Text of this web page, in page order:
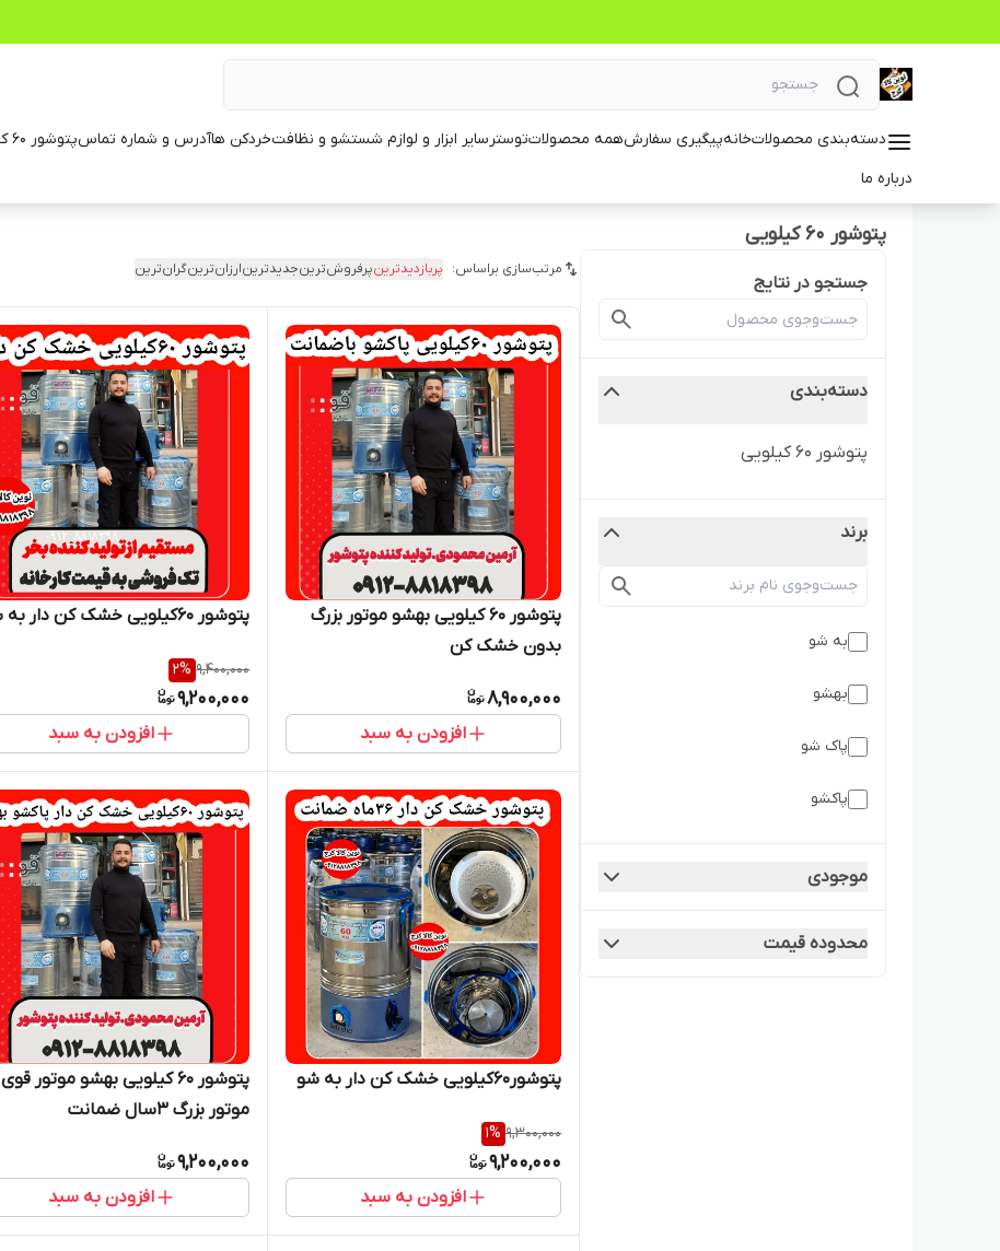
دسته‌بندی محصولاتخانهپیگیری سفارشهمه محصولاتتوسترسایر ابزار و لوازم شستشو و نظافتخردکن هاآدرس و شماره تماسپتوشور ۶۰ کیلویی
درباره ما
پتوشور ۶۰ کیلویی
جستجو در نتایج
دسته‌بندی
پتوشور ۶۰ کیلویی
برند
به شو
بهشو
پاک شو
پاکشو
پتوشور ۶۰ کیلویی پاکشو
موجودی
محدوده قیمت
مرتب‌سازی براساس: پربازدیدترینپرفروش‌ترینجدیدترینارزان‌ترینگران‌ترین
پتوشور ۶۰ کیلویی بهشو موتور بزرگ
بدون خشک کن
8,900,000
افزودن به سبد
پتوشور ۶۰کیلویی خشک کن دار به شو
9,400,000
2%
9,200,000
افزودن به سبد
پتوشور60کیلویی خشک کن دار به شو
9,300,000
1%
9,200,000
افزودن به سبد
پتوشور ۶۰ کیلویی بهشو موتور قوی
موتور بزرگ ۳سال ضمانت
9,200,000
افزودن به سبد